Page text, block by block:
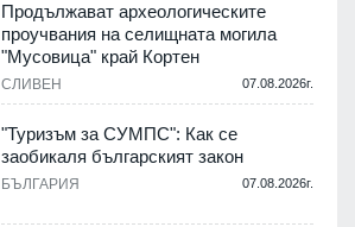
Продължават археологическите
проучвания на селищната могила
"Мусовица" край Кортен
СЛИВЕН 07.08.2026г.
"Туризъм за СУМПС": Как се
заобикаля българският закон
БЪЛГАРИЯ 07.08.2026г.